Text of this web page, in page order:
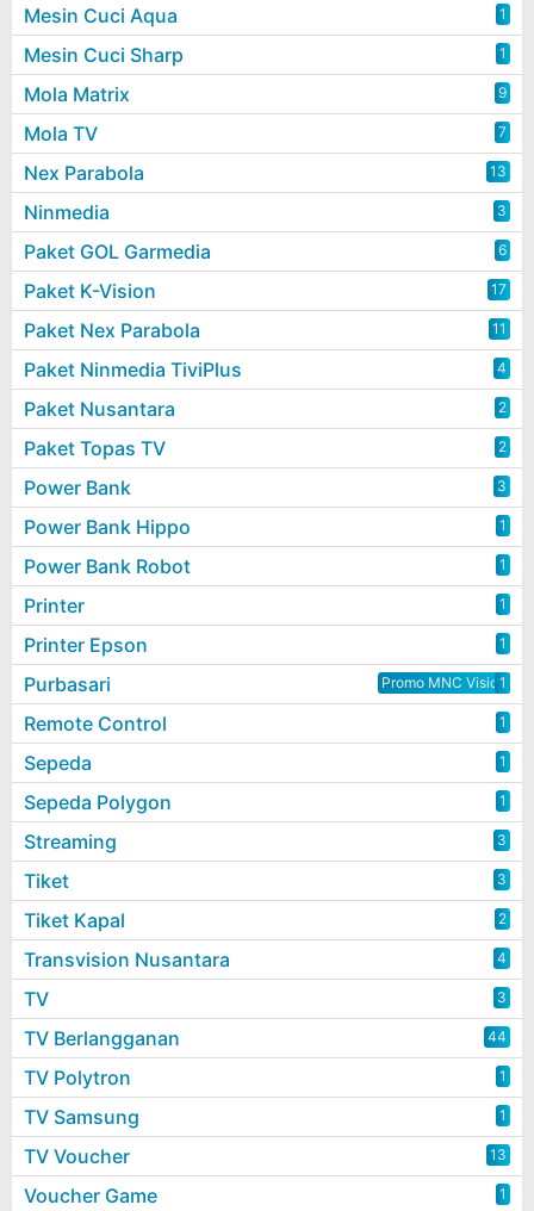
Mesin Cuci Aqua 1
Mesin Cuci Sharp 1
Mola Matrix 9
Mola TV 7
Nex Parabola 13
Ninmedia 3
Paket GOL Garmedia 6
Paket K-Vision 17
Paket Nex Parabola 11
Paket Ninmedia TiviPlus 4
Paket Nusantara 2
Paket Topas TV 2
Power Bank 3
Power Bank Hippo 1
Power Bank Robot 1
Printer 1
Printer Epson 1
Promo MNC Vision2
Purbasari 1
Remote Control 1
Sepeda 1
Sepeda Polygon 1
Streaming 3
Tiket 3
Tiket Kapal 2
Transvision Nusantara 4
TV 3
TV Berlangganan 44
TV Polytron 1
TV Samsung 1
TV Voucher 13
Voucher Game 1